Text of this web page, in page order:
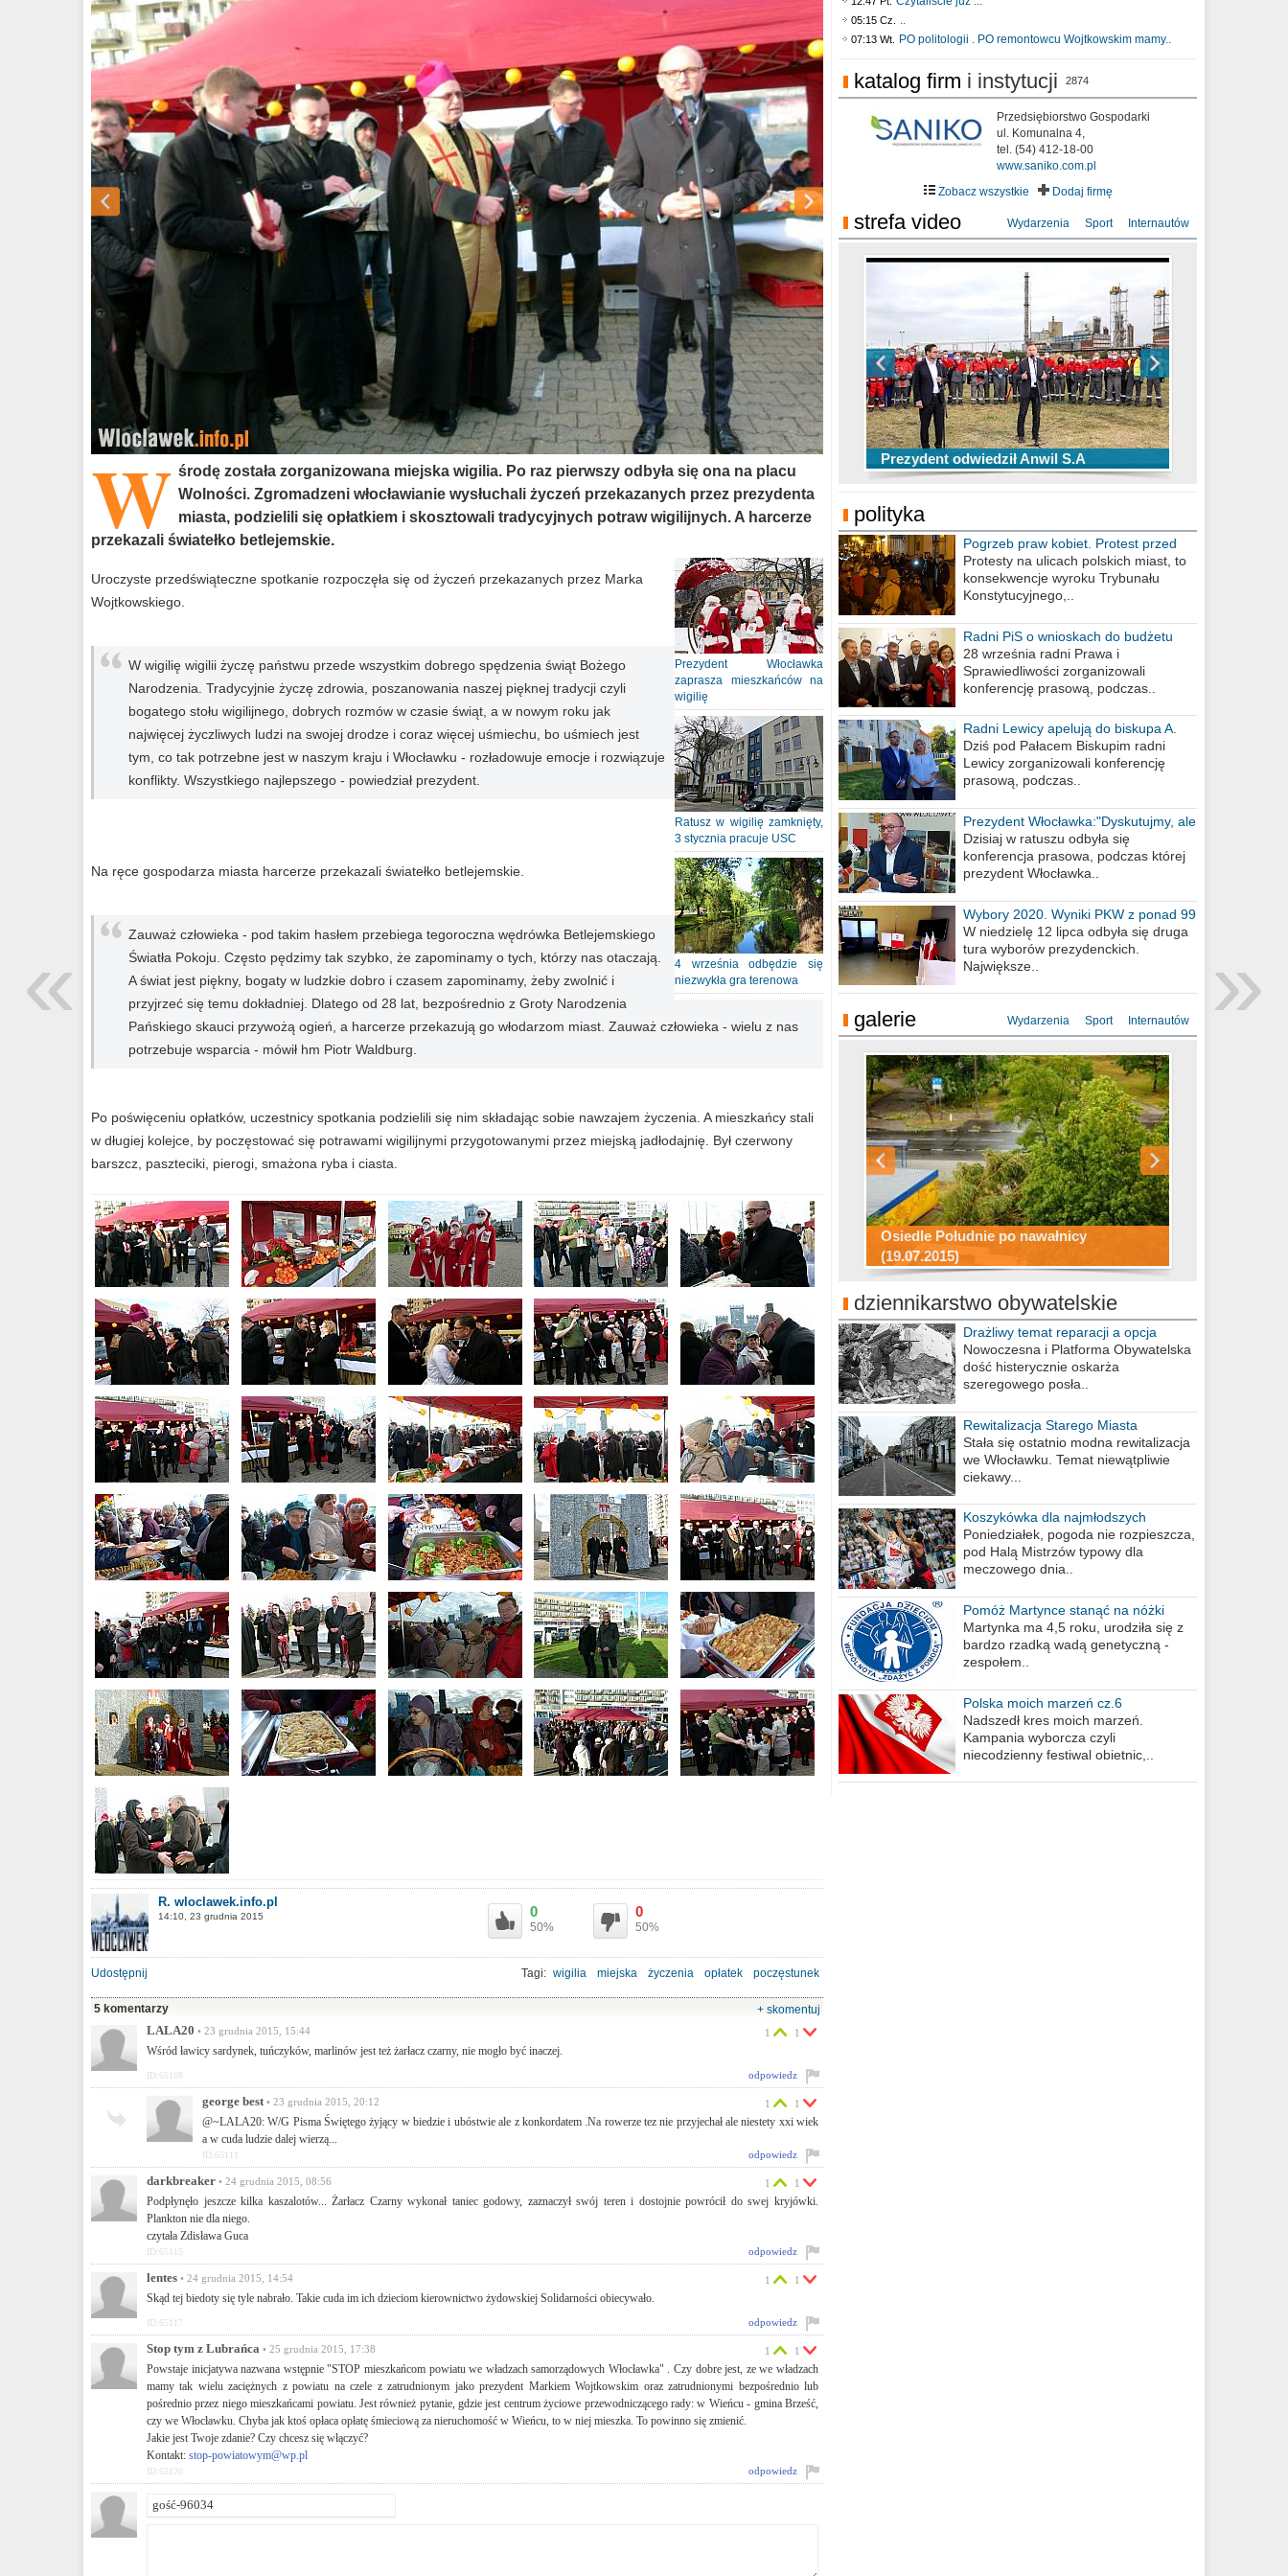
W środę została zorganizowana miejska wigilia. Po raz pierwszy odbyła się ona na placu
Wolności. Zgromadzeni włocławianie wysłuchali życzeń przekazanych przez prezydenta
miasta, podzielili się opłatkiem i skosztowali tradycyjnych potraw wigilijnych. A harcerze
przekazali światełko betlejemskie.
Prezydent Włocławka
zaprasza mieszkańców na
wigilię
Ratusz w wigilię zamknięty,
3 stycznia pracuje USC
4 września odbędzie się
niezwykła gra terenowa
Uroczyste przedświąteczne spotkanie rozpoczęła się od życzeń przekazanych przez Marka
Wojtkowskiego.
W wigilię wigilii życzę państwu przede wszystkim dobrego spędzenia świąt Bożego
Narodzenia. Tradycyjnie życzę zdrowia, poszanowania naszej pięknej tradycji czyli
bogatego stołu wigilijnego, dobrych rozmów w czasie świąt, a w nowym roku jak
najwięcej życzliwych ludzi na swojej drodze i coraz więcej uśmiechu, bo uśmiech jest
tym, co tak potrzebne jest w naszym kraju i Włocławku - rozładowuje emocje i rozwiązuje
konflikty. Wszystkiego najlepszego - powiedział prezydent.
Na ręce gospodarza miasta harcerze przekazali światełko betlejemskie.
Zauważ człowieka - pod takim hasłem przebiega tegoroczna wędrówka Betlejemskiego
Światła Pokoju. Często pędzimy tak szybko, że zapominamy o tych, którzy nas otaczają.
A świat jest piękny, bogaty w ludzkie dobro i czasem zapominamy, żeby zwolnić i
przyjrzeć się temu dokładniej. Dlatego od 28 lat, bezpośrednio z Groty Narodzenia
Pańskiego skauci przywożą ogień, a harcerze przekazują go włodarzom miast. Zauważ człowieka - wielu z nas
potrzebuje wsparcia - mówił hm Piotr Waldburg.
Po poświęceniu opłatków, uczestnicy spotkania podzielili się nim składając sobie nawzajem życzenia. A mieszkańcy stali
w długiej kolejce, by poczęstować się potrawami wigilijnymi przygotowanymi przez miejską jadłodajnię. Był czerwony
barszcz, paszteciki, pierogi, smażona ryba i ciasta.
R. wloclawek.info.pl
14:10, 23 grudnia 2015 0
50%
0
50%
Udostępnij Tagi: wigilia miejska życzenia opłatek
poczęstunek
5 komentarzy
+ skomentuj
LALA20 • 23 grudnia 2015, 15:44
Wśród ławicy sardynek, tuńczyków, marlinów jest też żarłacz czarny, nie mogło być inaczej.
1 1
odpowiedz
ID:65108
george best • 23 grudnia 2015, 20:12
@~LALA20: W/G Pisma Świętego żyjący w biedzie i ubóstwie ale z konkordatem .Na rowerze tez nie przyjechał ale niestety xxi wiek
a w cuda ludzie dalej wierzą...
1 1
odpowiedz
ID:65111
darkbreaker • 24 grudnia 2015, 08:56
Podpłynęło jeszcze kilka kaszalotów... Żarłacz Czarny wykonał taniec godowy, zaznaczył swój teren i dostojnie powrócił do swej kryjówki.
Plankton nie dla niego.
czytała Zdisława Guca
1 1
odpowiedz
ID:65115
lentes • 24 grudnia 2015, 14:54
Skąd tej biedoty się tyle nabrało. Takie cuda im ich dzieciom kierownictwo żydowskiej Solidarności obiecywało.
1 1
odpowiedz
ID:65117
Stop tym z Lubrańca • 25 grudnia 2015, 17:38
Powstaje inicjatywa nazwana wstępnie "STOP mieszkańcom powiatu we władzach samorządowych Włocławka" . Czy dobre jest, ze we władzach
mamy tak wielu zaciężnych z powiatu na czele z zatrudnionym jako prezydent Markiem Wojtkowskim oraz zatrudnionymi bezpośrednio lub
pośrednio przez niego mieszkańcami powiatu. Jest również pytanie, gdzie jest centrum życiowe przewodniczącego rady: w Wieńcu - gmina Brześć,
czy we Włocławku. Chyba jak ktoś opłaca opłatę śmieciową za nieruchomość w Wieńcu, to w niej mieszka. To powinno się zmienić.
Jakie jest Twoje zdanie? Czy chcesz się włączyć?
Kontakt: stop-powiatowym@wp.pl
1 1
odpowiedz
ID:65120
05:15 Cz. ..
07:13 Wt. PO politologii . PO remontowcu Wojtkowskim mamy..
katalog firm i instytucji 2874
Przedsiębiorstwo Gospodarki
ul. Komunalna 4,
tel. (54) 412-18-00
www.saniko.com.pl
Zobacz wszystkie
Dodaj firmę
strefa video Wydarzenia Sport Internautów
Prezydent odwiedził Anwil S.A
TOP 10 przechwytów Anwilu Włocławek
w EBL w sezonie 2019/2020
TOP 5 rzutów Anwilu Włocławek w BCL
w sezonie 2019/2020
Ni To Ponk - W oczach mamy strach
sixf33t .Last Year DRONE FOOTAGE
Włocławek
XXIII Sesja Rady Miasta Włocławek VIII
kadencji w dniu 09.06.2020 r.
polityka
Pogrzeb praw kobiet. Protest przed
biurem poselskim PiS
Protesty na ulicach polskich miast, to
konsekwencje wyroku Trybunału
Konstytucyjnego,..
Radni PiS o wnioskach do budżetu
miasta na 2021 rok
28 września radni Prawa i
Sprawiedliwości zorganizowali
konferencję prasową, podczas..
Radni Lewicy apelują do biskupa A.
Wiesława Meringa
Dziś pod Pałacem Biskupim radni
Lewicy zorganizowali konferencję
prasową, podczas..
Prezydent Włocławka:"Dyskutujmy, ale
nie obrażajmy się”
Dzisiaj w ratuszu odbyła się
konferencja prasowa, podczas której
prezydent Włocławka..
Wybory 2020. Wyniki PKW z ponad 99
procent obwodów
W niedzielę 12 lipca odbyła się druga
tura wyborów prezydenckich.
Największe..
galerie Wydarzenia Sport Internautów
Osiedle Południe po nawałnicy
(19.07.2015)
Wizytówka Włocławka
polowanie wigilijne 2014
Miasto kładzie się do snu .
Konkurs fotograficzny "Co to za
miejsca"
Ścieżka rowerowa w naszym mieście
dziennikarstwo obywatelskie
Drażliwy temat reparacji a opcja
berlińska
Nowoczesna i Platforma Obywatelska
dość histerycznie oskarża
szeregowego posła..
Rewitalizacja Starego Miasta
Stała się ostatnio modna rewitalizacja
we Włocławku. Temat niewątpliwie
ciekawy...
Koszykówka dla najmłodszych
Poniedziałek, pogoda nie rozpieszcza,
pod Halą Mistrzów typowy dla
meczowego dnia..
Pomóż Martynce stanąć na nóżki
Martynka ma 4,5 roku, urodziła się z
bardzo rzadką wadą genetyczną -
zespołem..
Polska moich marzeń cz.6
Nadszedł kres moich marzeń.
Kampania wyborcza czyli
niecodzienny festiwal obietnic,..
»
«